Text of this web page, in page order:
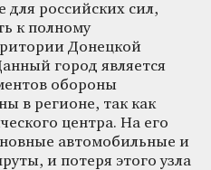
для российских сил,
к полному
Донецкой
город является
обороны
в регионе, так как
центра. На его
автомобильные и
и потеря этого узла